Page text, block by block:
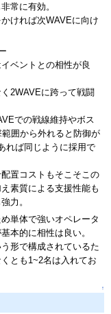
常に有効。
ければ次WAVEに向け
ベントとの相性が良
2WAVEに跨って戦闘
での戦線維持やボス
範囲から外れると防御が
れば同じように採用で
置コストもそこそこの
素質による支援性能も
力。
単体で強いオペレータ
本的に相性は良い。
形で構成されているた
とも1~2名は入れてお
↑